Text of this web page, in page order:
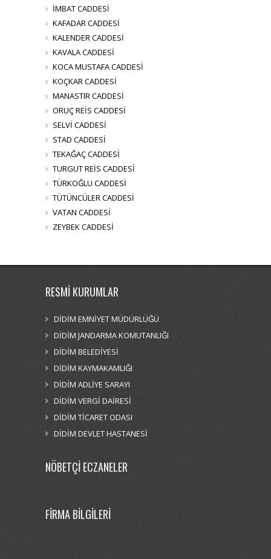
İMBAT CADDESİ
KAFADAR CADDESİ
KALENDER CADDESİ
KAVALA CADDESİ
KOCA MUSTAFA CADDESİ
KOÇKAR CADDESİ
MANASTIR CADDESİ
ORUÇ REİS CADDESİ
SELVİ CADDESİ
STAD CADDESİ
TEKAĞAÇ CADDESİ
TURGUT REİS CADDESİ
TÜRKOĞLU CADDESİ
TÜTÜNCÜLER CADDESİ
VATAN CADDESİ
ZEYBEK CADDESİ
RESMİ KURUMLAR
DİDİM EMNİYET MÜDÜRLÜĞÜ
DİDİM JANDARMA KOMUTANLIĞI
DİDİM BELEDİYESİ
DİDİM KAYMAKAMLIĞI
DİDİM ADLİYE SARAYI
DİDİM VERGİ DAİRESİ
DİDİM TİCARET ODASI
DİDİM DEVLET HASTANESİ
NÖBETÇİ ECZANELER
FİRMA BİLGİLERİ